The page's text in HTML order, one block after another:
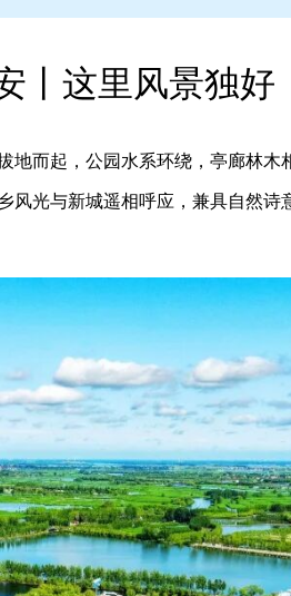
丨这里风景独好
而起，公园水系环绕，亭廊林木
光与新城遥相呼应，兼具自然诗